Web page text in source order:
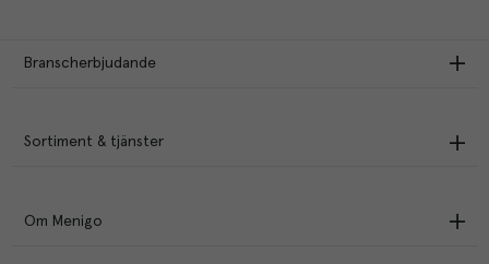
Branscherbjudande
Sortiment & tjänster
Om Menigo